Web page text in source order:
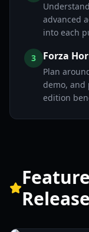
advanced
into each
3 Forza
Plan
demo, and
edition